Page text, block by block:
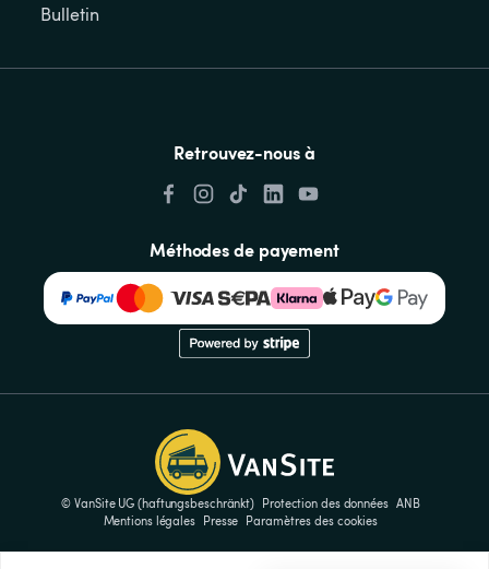
Bulletin
Retrouvez-nous à
Méthodes de payement
© VanSite UG (haftungsbeschränkt) Protection des données ANB
Mentions légales
Presse Paramètres des cookies